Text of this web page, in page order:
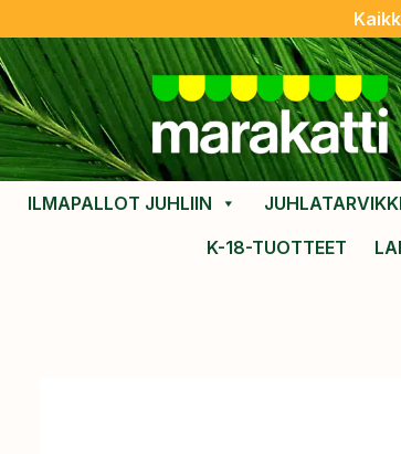
ILMAPALLOT JUHLIIN
K-18-TUOTTEET